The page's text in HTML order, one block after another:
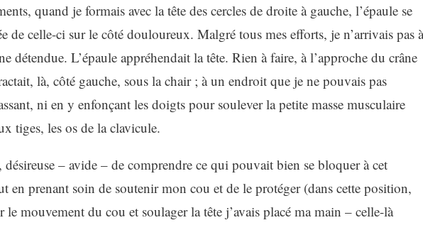
quand je formais avec la tête des cercles de droite à gauche, l’épaule se
de celle-ci sur le côté douloureux. Malgré tous mes efforts, je n’arrivais pas à
détendue. L’épaule appréhendait la tête. Rien à faire, à l’approche du crâne
là, côté gauche, sous la chair ; à un endroit que je ne pouvais pas
ni en y enfonçant les doigts pour soulever la petite masse musculaire
tiges, les os de la clavicule.
désireuse – avide – de comprendre ce qui pouvait bien se bloquer à cet
en prenant soin de soutenir mon cou et de le protéger (dans cette position,
le mouvement du cou et soulager la tête j’avais placé ma main – celle-là